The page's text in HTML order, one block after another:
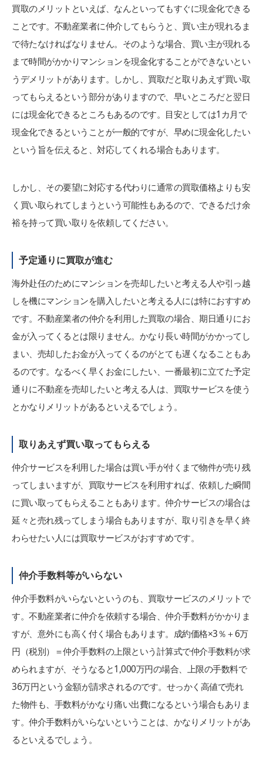
買取のメリットといえば、なんといってもすぐに現金化できる
ことです。不動産業者に仲介してもらうと、買い主が現れるま
で待たなければなりません。そのような場合、買い主が現れる
まで時間がかかりマンションを現金化することができないとい
うデメリットがあります。しかし、買取だと取りあえず買い取
ってもらえるという部分がありますので、早いところだと翌日
には現金化できるところもあるのです。目安としては1カ月で
現金化できるということが一般的ですが、早めに現金化したい
という旨を伝えると、対応してくれる場合もあります。
しかし、その要望に対応する代わりに通常の買取価格よりも安
く買い取られてしまうという可能性もあるので、できるだけ余
裕を持って買い取りを依頼してください。
予定通りに買取が進む
海外赴任のためにマンションを売却したいと考える人や引っ越
しを機にマンションを購入したいと考える人には特におすすめ
です。不動産業者の仲介を利用した買取の場合、期日通りにお
金が入ってくるとは限りません。かなり長い時間がかかってし
まい、売却したお金が入ってくるのがとても遅くなることもあ
るのです。なるべく早くお金にしたい、一番最初に立てた予定
通りに不動産を売却したいと考える人は、買取サービスを使う
とかなりメリットがあるといえるでしょう。
取りあえず買い取ってもらえる
仲介サービスを利用した場合は買い手が付くまで物件が売り残
ってしまいますが、買取サービスを利用すれば、依頼した瞬間
に買い取ってもらえることもあります。仲介サービスの場合は
延々と売れ残ってしまう場合もありますが、取り引きを早く終
わらせたい人には買取サービスがおすすめです。
仲介手数料等がいらない
仲介手数料がいらないというのも、買取サービスのメリットで
す。不動産業者に仲介を依頼する場合、仲介手数料がかかりま
すが、意外にも高く付く場合もあります。成約価格×3％＋6万
円（税別）＝仲介手数料の上限という計算式で仲介手数料が求
められますが、そうなると1,000万円の場合、上限の手数料で
36万円という金額が請求されるのです。せっかく高値で売れ
た物件も、手数料がかなり痛い出費になるという場合もありま
す。仲介手数料がいらないということは、かなりメリットがあ
るといえるでしょう。